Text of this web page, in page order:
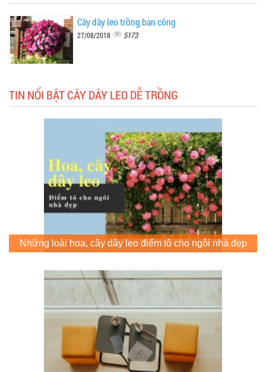
Cây dây leo trồng ban công
27/08/2018 5173
TIN NỔI BẬT CÂY DÂY LEO DỄ TRỒNG
Những loài hoa, cây dây leo điểm tô cho ngôi nhà đẹp